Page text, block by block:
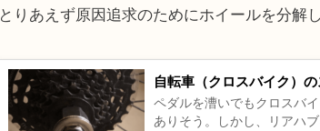
とりあえず原因追求のためにホイールを分解
自転車（クロスバイク）
ペダルを漕いでもクロスバ
ありそう。しかし、リアハ